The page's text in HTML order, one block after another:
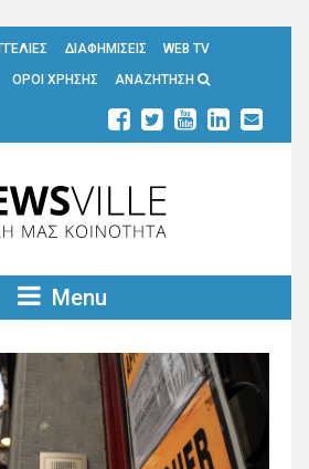
ΔΙΑΦΗΜΙΣΕΙΣ
WEB TV
ΟΡΟΙ ΧΡΗΣΗΣ ΑΝΑΖΗΤΗΣΗ
Menu